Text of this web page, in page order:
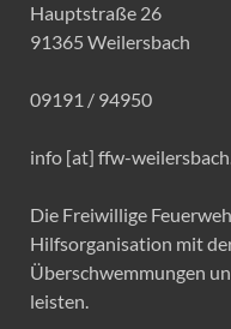
Hauptstraße 26
91365 Weilersbach
09191 / 94950
info [at] ffw-
Die Freiwillige
Hilfsorganisation mit
Überschwemmungen
leisten.